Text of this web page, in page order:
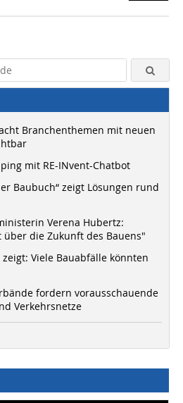
Branchenthemen mit neuen
mit RE-INvent-Chatbot
Baubuch“ zeigt Lösungen rund
Verena Hubertz:
die Zukunft des Bauens"
Viele Bauabfälle könnten
fordern vorausschauende
Verkehrsnetze